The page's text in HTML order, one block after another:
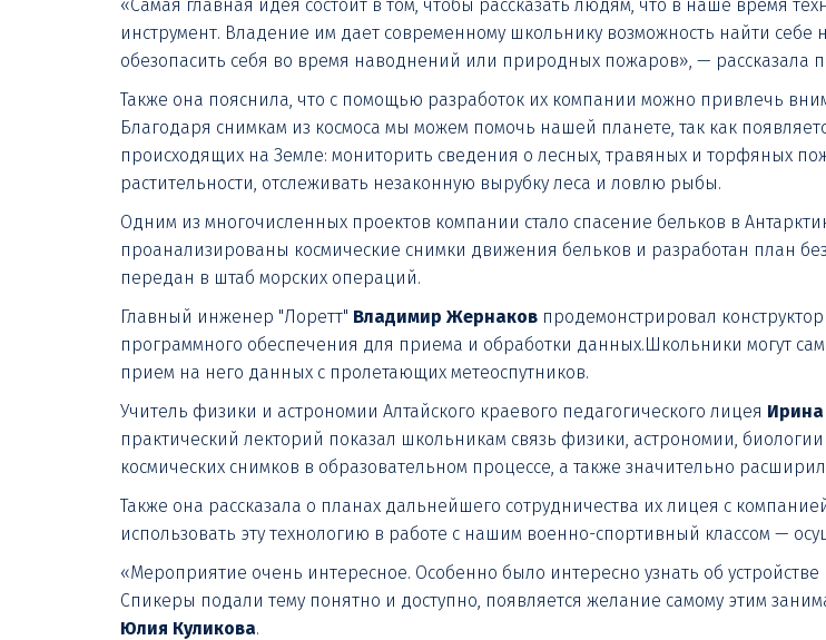
«Самая главная идея состоит в том, чтобы рассказать людям, что в наше время
инструмент. Владение им дает современному школьнику возможность найти себе
обезопасить себя во время наводнений или природных пожаров», — рассказала
Также она пояснила, что с помощью разработок их компании можно привлечь
Благодаря снимкам из космоса мы можем помочь нашей планете, так как
происходящих на Земле: мониторить сведения о лесных, травяных и торфяных
растительности, отслеживать незаконную вырубку леса и ловлю рыбы.
Одним из многочисленных проектов компании стало спасение бельков в
проанализированы космические снимки движения бельков и разработан план
передан в штаб морских операций.
Главный инженер "Лоретт" Владимир Жернаков продемонстрировал конструктор
программного обеспечения для приема и обработки данных.Школьники могут
прием на него данных с пролетающих метеоспутников.
Учитель физики и астрономии Алтайского краевого педагогического лицея
практический лекторий показал школьникам связь физики, астрономии,
космических снимков в образовательном процессе, а также значительно
Также она рассказала о планах дальнейшего сотрудничества их лицея с
использовать эту технологию в работе с нашим военно-спортивный классом —
«Мероприятие очень интересное. Особенно было интересно узнать об
Спикеры подали тему понятно и доступно, появляется желание самому этим
Юлия Куликова.